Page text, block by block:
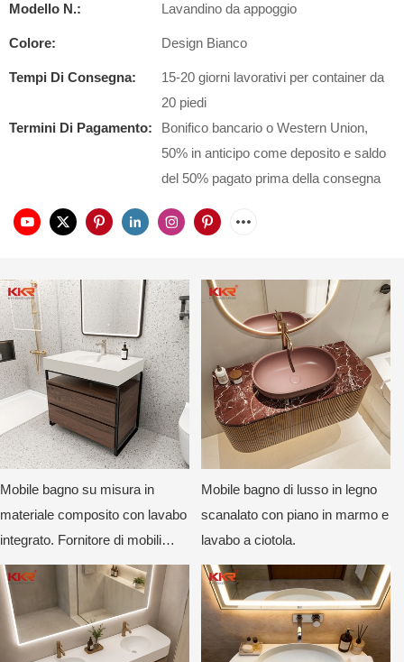
Modello N.: Lavandino da appoggio
Colore: Design Bianco
Tempi Di Consegna:
15-20 giorni lavorativi per container da
20 piedi
Termini Di Pagamento:
Bonifico bancario o Western Union,
50% in anticipo come deposito e saldo
del 50% pagato prima della consegna
Mobile bagno su misura in
materiale composito con lavabo
integrato. Fornitore di mobili
bagno di lusso per hotel.
Mobile bagno di lusso in legno
scanalato con piano in marmo e
lavabo a ciotola.